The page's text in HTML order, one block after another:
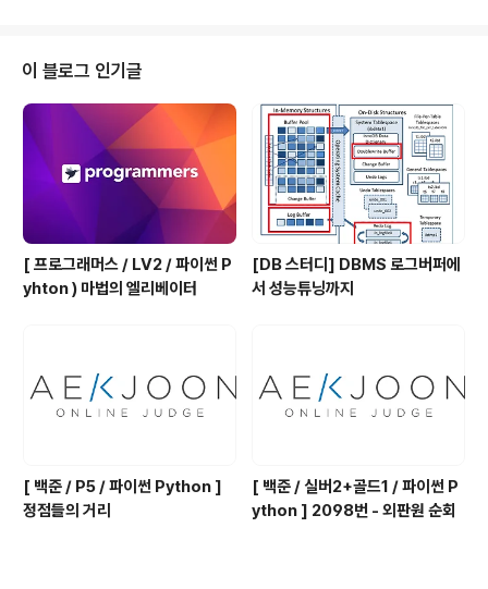
ist(map(int,input().split())) graph = [[] for _ in rang
e(n + 1)] for _ in range(m): a,b,w = map(int,input
().split()..
이 블로그 인기글
[ 프로그래머스 / LV2 / 파이썬 P
yhton ) 마법의 엘리베이터
[DB 스터디] DBMS 로그버퍼에
서 성능튜닝까지
[ 백준 / P5 / 파이썬 Python ]
정점들의 거리
[ 백준 / 실버2+골드1 / 파이썬 P
ython ] 2098번 - 외판원 순회